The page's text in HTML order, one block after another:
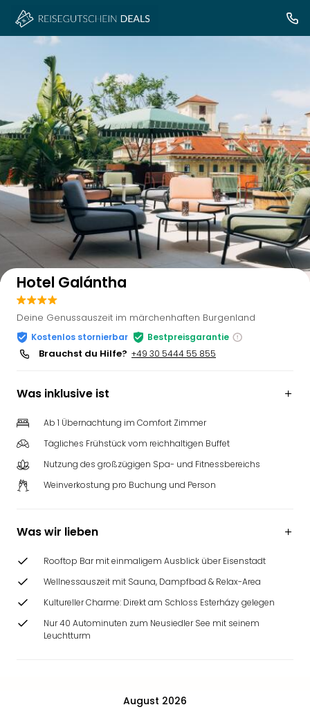
Auf der Karte anzeigen
Hotel Galántha
Deine Genussauszeit im märchenhaften Burgenland
Kostenlos stornierbar Bestpreisgarantie
Brauchst du Hilfe? +49 30 5444 55 855
Was inklusive ist
Ab 1 Übernachtung im Comfort Zimmer
Tägliches Frühstück vom reichhaltigen Buffet
Nutzung des großzügigen Spa- und Fitnessbereichs
Weinverkostung pro Buchung und Person
Was wir lieben
Rooftop Bar mit einmaligem Ausblick über Eisenstadt
Wellnessauszeit mit Sauna, Dampfbad & Relax-Area
Kultureller Charme: Direkt am Schloss Esterházy gelegen
Nur 40 Autominuten zum Neusiedler See mit seinem
Leuchtturm
August 2026